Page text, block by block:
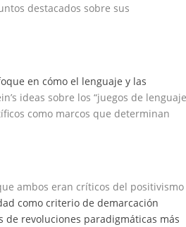
destacados sobre sus
en cómo el lenguaje y las
ideas sobre los “juegos de
como marcos que determinan
ambos eran críticos del positivismo
como criterio de demarcación
revoluciones paradigmáticas más